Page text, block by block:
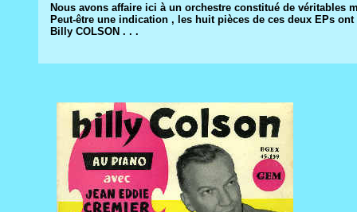
Nous avons affaire ici à un orchestre constitué de véritables
Peut-être une indication , les huit pièces de ces deux EPs
Billy COLSON . . .